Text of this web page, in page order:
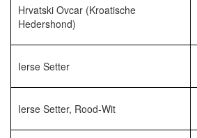
Hrvatski Ovcar (Kroatische
Hedershond)
Ierse Setter
Ierse Setter, Rood-Wit